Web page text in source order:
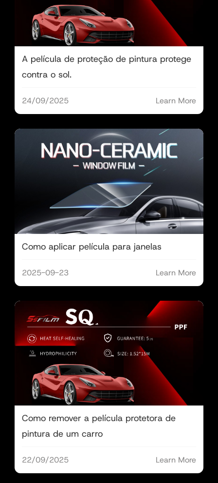
A película de proteção de pintura protege
contra o sol.
24/09/2025 Learn More
Como aplicar película para janelas
2025-09-23 Learn More
Como remover a película protetora de
pintura de um carro
22/09/2025 Learn More